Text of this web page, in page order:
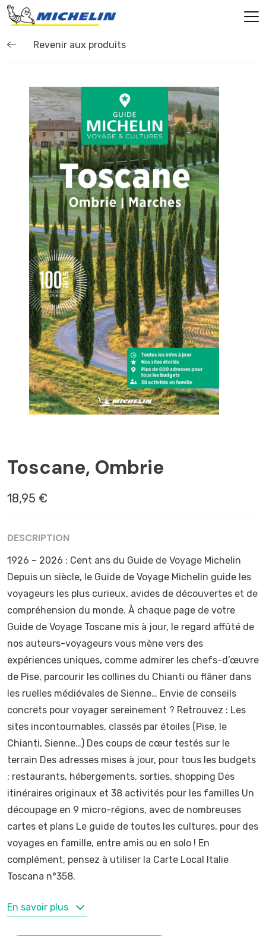
Revenir aux produits
Toscane, Ombrie
18,95 €
DESCRIPTION
1926 – 2026 : Cent ans du Guide de Voyage Michelin
Depuis un siècle, le Guide de Voyage Michelin guide les
voyageurs les plus curieux, avides de découvertes et de
compréhension du monde. À chaque page de votre
Guide de Voyage Toscane mis à jour, le regard affûté de
nos auteurs-voyageurs vous mène vers des
expériences uniques, comme admirer les chefs-d’œuvre
de Pise, parcourir les collines du Chianti ou flâner dans
les ruelles médiévales de Sienne… Envie de conseils
concrets pour voyager sereinement ? Retrouvez : Les
sites incontournables, classés par étoiles (Pise, le
Chianti, Sienne…) Des coups de cœur testés sur le
terrain Des adresses mises à jour, pour tous les budgets
: restaurants, hébergements, sorties, shopping Des
itinéraires originaux et 38 activités pour les familles Un
découpage en 9 micro-régions, avec de nombreuses
cartes et plans Le guide de toutes les cultures, pour des
voyages en famille, entre amis ou en solo ! En
complément, pensez à utiliser la Carte Local Italie
Toscana n°358.
MOTS-CLÉS
En savoir plus